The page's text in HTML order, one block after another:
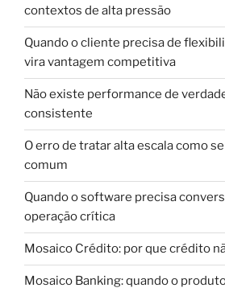
contextos de alta pressão
Quando o cliente precisa de
vira vantagem competitiva
Não existe performance de
consistente
O erro de tratar alta escala como
comum
Quando o software precisa
operação crítica
Mosaico Crédito: por que crédito
Mosaico Banking: quando o